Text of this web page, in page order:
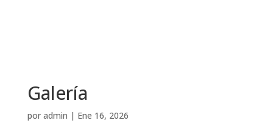
Galería
por admin | Ene 16, 2026